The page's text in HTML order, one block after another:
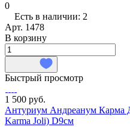
0
Есть в наличии: 2
Арт. 1478
В корзину
Быстрый просмотр
1 500 руб.
Антуриум Андреанум Карма
Karma Joli) D9см